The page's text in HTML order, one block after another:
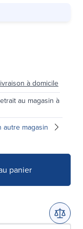
à domicile
au magasin à
autre magasin
panier